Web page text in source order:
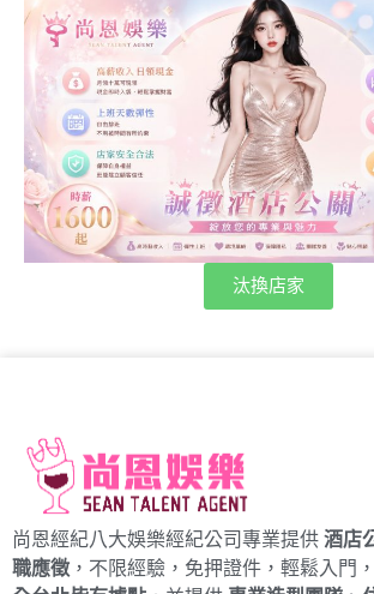
汰換店家
尚恩經紀八大娛樂經紀公司專業提供 酒店
職應徵 ，不限經驗，免押證件，輕鬆入門